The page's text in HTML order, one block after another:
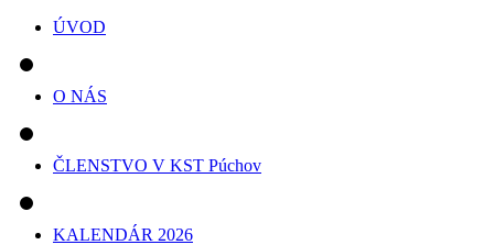
ÚVOD
O NÁS
ČLENSTVO V KST Púchov
KALENDÁR 2026